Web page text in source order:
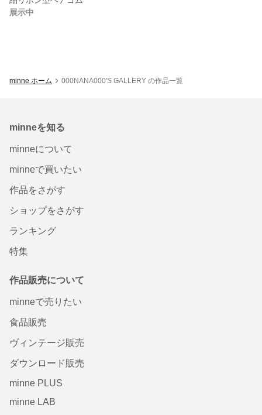
展示中
minne ホーム 000NANA000'S GALLERY の作品一覧
minneを知る
minneについて
minneで買いたい
作品をさがす
ショップをさがす
ランキング
特集
作品販売について
minneで売りたい
食品販売
ヴィンテージ販売
ダウンロード販売
minne PLUS
minne LAB